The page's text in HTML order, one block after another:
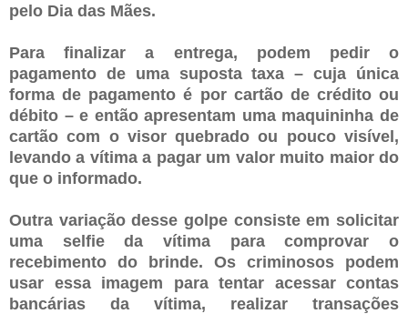
pelo Dia das Mães.
Para finalizar a entrega, podem pedir o
pagamento de uma suposta taxa – cuja única
forma de pagamento é por cartão de crédito ou
débito – e então apresentam uma maquininha de
cartão com o visor quebrado ou pouco visível,
levando a vítima a pagar um valor muito maior do
que o informado.
Outra variação desse golpe consiste em solicitar
uma selfie da vítima para comprovar o
recebimento do brinde. Os criminosos podem
usar essa imagem para tentar acessar contas
bancárias da vítima, realizar transações